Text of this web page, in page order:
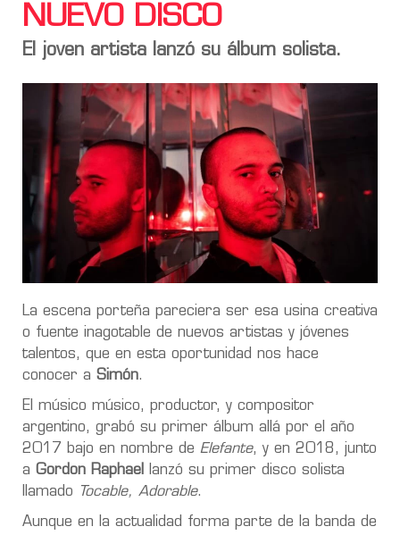
NUEVO DISCO
El joven artista lanzó su álbum solista.
La escena porteña pareciera ser esa usina creativa
o fuente inagotable de nuevos artistas y jóvenes
talentos, que en esta oportunidad nos hace
conocer a Simón.
El músico músico, productor, y compositor
argentino, grabó su primer álbum allá por el año
2017 bajo en nombre de Elefante, y en 2018, junto
a Gordon Raphael
lanzó su primer disco solista
llamado
Tocable, Adorable.
Aunque en la actualidad forma parte de la banda de